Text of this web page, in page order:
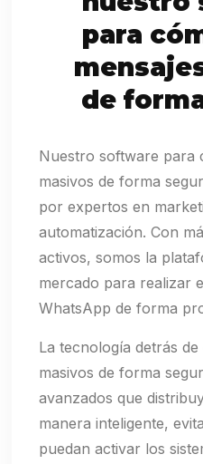
para
de
Nuestro software para
masivos de forma
por expertos en
automatización. Con
activos, somos la
mercado para realizar
WhatsApp de forma
La tecnología detrás
masivos de forma
avanzados que
manera inteligente,
puedan activar los